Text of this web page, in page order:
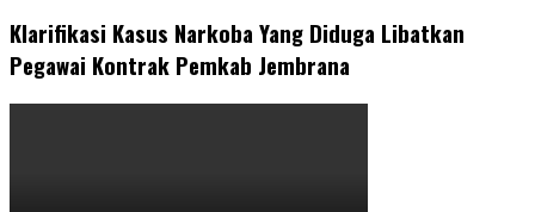
Klarifikasi Kasus Narkoba Yang Diduga Libatkan
Pegawai Kontrak Pemkab Jembrana